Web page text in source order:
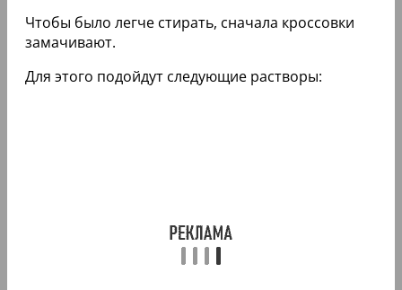
Чтобы было легче стирать, сначала кроссовки
замачивают.
Для этого подойдут следующие растворы: